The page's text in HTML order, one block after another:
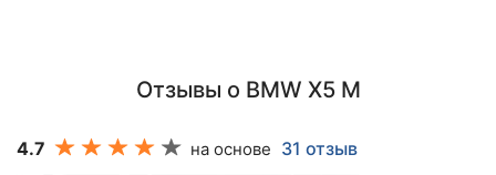
Отзывы о BMW X5 M
4.7 на основе 31 отзыв